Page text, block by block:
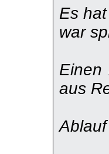
Es
war
Einen
aus